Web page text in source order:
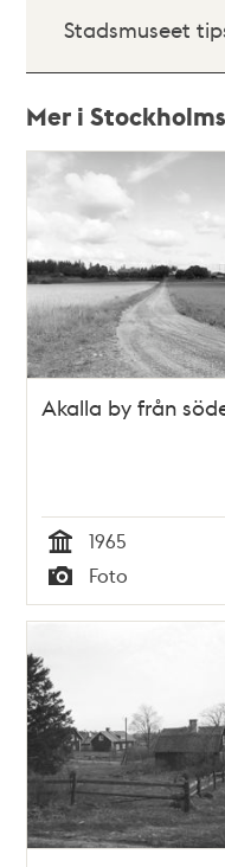
Stadsmuseet
Mer i
Relaterade
teman
Akalla by från
Tid
1965
Typ
Foto